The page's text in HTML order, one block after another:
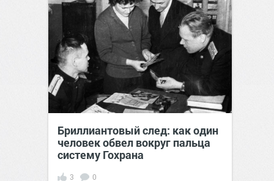
Бриллиантовый след: как один
человек обвел вокруг пальца
систему Гохрана
3 0